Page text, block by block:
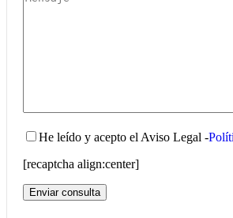
He leído y acepto el Aviso Legal -
[recaptcha align:center]